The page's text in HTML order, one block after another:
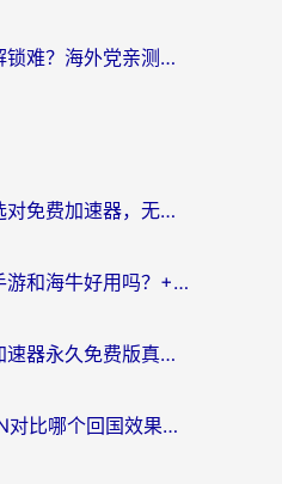
腾讯视频海外版权解锁难？海外党亲测：选对回国加速器，追剧观影零障碍
海外党必看：如何选对免费加速器，无缝访问国内资源不踩坑？
海外党必看：雷神手游和海牛好用吗？+3款热门加速器实测对比，附番茄加速器无缝回国指南
海外党必看：应用加速器永久免费版真的存在吗？教你选对回国加速器无缝刷国内资源
穿梭VPN和海牛VPN对比哪个回国效果更好？海外华人亲测3款热门加速器+避坑指南